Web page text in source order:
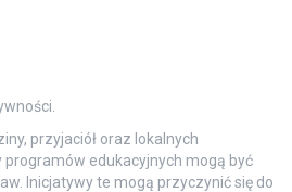
przyjaciół oraz lokalnych
programów edukacyjnych mogą być
Inicjatywy te mogą przyczynić się do